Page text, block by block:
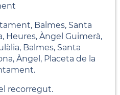
Balmes, Santa
Heures, Àngel Guimerà,
Balmes, Santa
Àngel, Placeta de la
recorregut.